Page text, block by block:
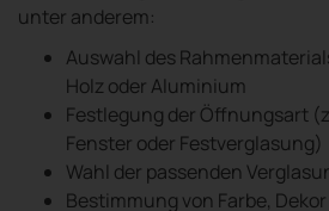
unter anderem:
Auswahl des
Holz oder Aluminium
Festlegung der Öffnungsart
Fenster oder Festverglasung)
Wahl der passenden
Bestimmung von Farbe,